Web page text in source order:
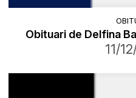
Obituari de Delfina
11/